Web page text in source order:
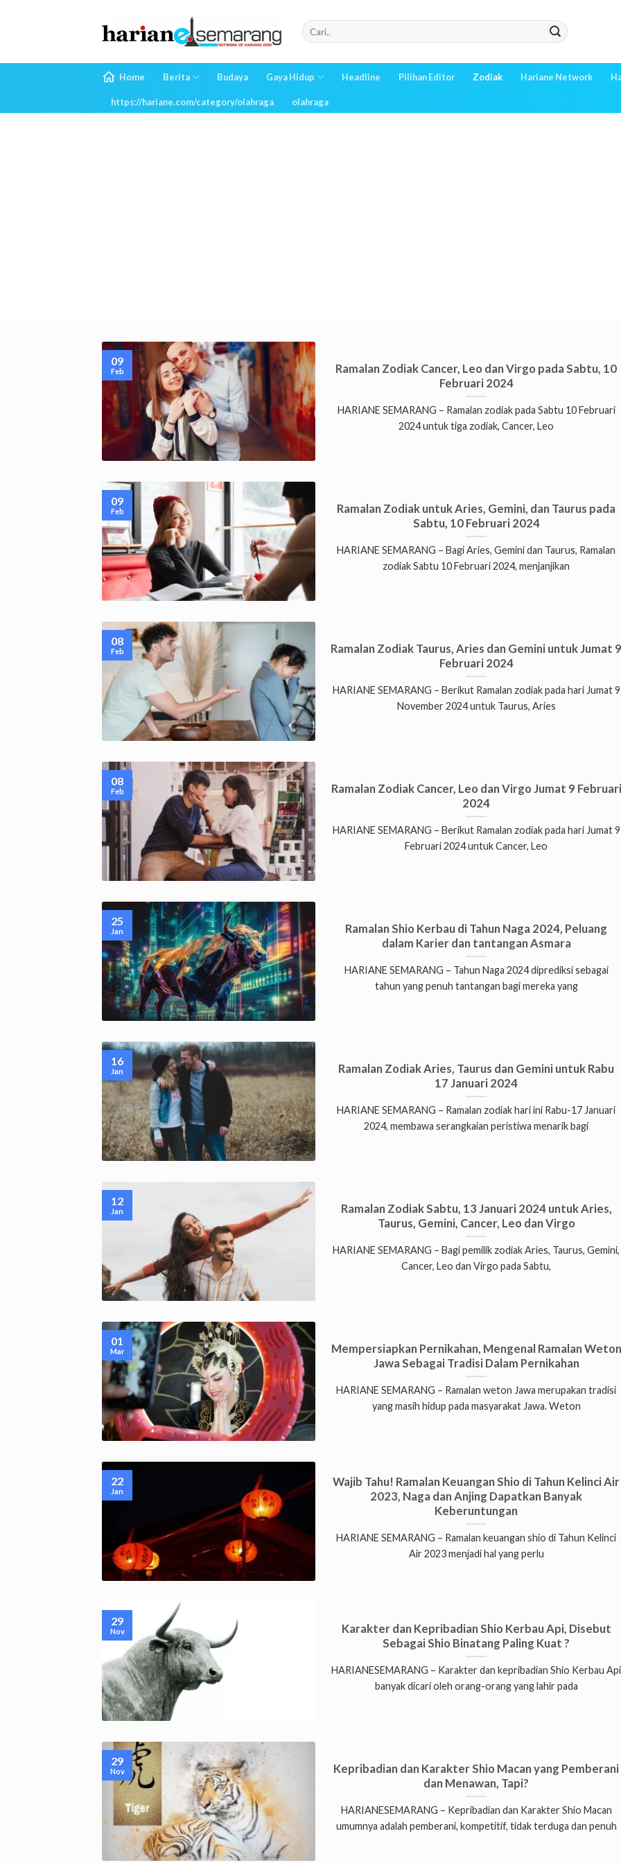
Home Berita Budaya Gaya Hidup Headline Pilihan Editor Zodiak Hariane Network
https://hariane.com/category/olahraga olahraga
Ramalan Zodiak Cancer, Leo dan Virgo pada Sabtu, 10
Februari 2024
HARIANE SEMARANG – Ramalan zodiak pada Sabtu 10 Februari
2024 untuk tiga zodiak, Cancer, Leo
09
Feb
Ramalan Zodiak untuk Aries, Gemini, dan Taurus pada
Sabtu, 10 Februari 2024
HARIANE SEMARANG – Bagi Aries, Gemini dan Taurus, Ramalan
zodiak Sabtu 10 Februari 2024, menjanjikan
09
Feb
Ramalan Zodiak Taurus, Aries dan Gemini untuk Jumat
Februari 2024
HARIANE SEMARANG – Berikut Ramalan zodiak pada hari Jumat 9
November 2024 untuk Taurus, Aries
08
Feb
Ramalan Zodiak Cancer, Leo dan Virgo Jumat 9 Februari
2024
HARIANE SEMARANG – Berikut Ramalan zodiak pada hari Jumat 9
Februari 2024 untuk Cancer, Leo
08
Feb
Ramalan Shio Kerbau di Tahun Naga 2024, Peluang
dalam Karier dan tantangan Asmara
HARIANE SEMARANG – Tahun Naga 2024 diprediksi sebagai
tahun yang penuh tantangan bagi mereka yang
25
Jan
Ramalan Zodiak Aries, Taurus dan Gemini untuk Rabu
17 Januari 2024
HARIANE SEMARANG – Ramalan zodiak hari ini Rabu-17 Januari
2024, membawa serangkaian peristiwa menarik bagi
16
Jan
Ramalan Zodiak Sabtu, 13 Januari 2024 untuk Aries,
Taurus, Gemini, Cancer, Leo dan Virgo
HARIANE SEMARANG – Bagi pemilik zodiak Aries, Taurus, Gemini,
Cancer, Leo dan Virgo pada Sabtu,
12
Jan
Mempersiapkan Pernikahan, Mengenal Ramalan Weton
Jawa Sebagai Tradisi Dalam Pernikahan
HARIANE SEMARANG – Ramalan weton Jawa merupakan tradisi
yang masih hidup pada masyarakat Jawa. Weton
01
Mar
Wajib Tahu! Ramalan Keuangan Shio di Tahun Kelinci Air
2023, Naga dan Anjing Dapatkan Banyak
Keberuntungan
HARIANE SEMARANG – Ramalan keuangan shio di Tahun Kelinci
Air 2023 menjadi hal yang perlu
22
Jan
Karakter dan Kepribadian Shio Kerbau Api, Disebut
Sebagai Shio Binatang Paling Kuat ?
HARIANESEMARANG – Karakter dan kepribadian Shio Kerbau Api
banyak dicari oleh orang-orang yang lahir pada
29
Nov
Kepribadian dan Karakter Shio Macan yang Pemberani
dan Menawan, Tapi?
HARIANESEMARANG – Kepribadian dan Karakter Shio Macan
umumnya adalah pemberani, kompetitif, tidak terduga dan penuh
29
Nov